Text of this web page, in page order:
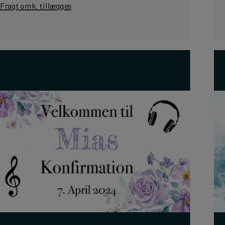
Fragt omk. tillægges